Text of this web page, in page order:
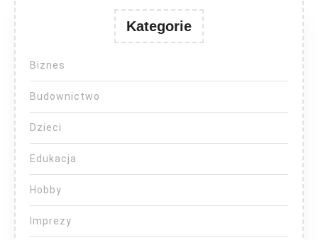
Kategorie
Biznes
Budownictwo
Dzieci
Edukacja
Hobby
Imprezy